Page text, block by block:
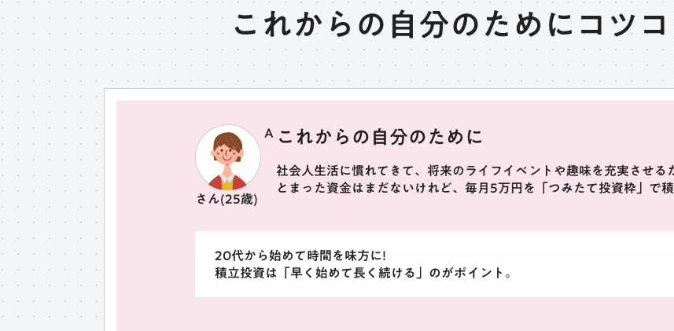
これからの自分のためにコツ
A
さん(25歳)
これからの自分のために
社会人生活に慣れてきて、将来のライフイベントや趣味を充実させる
とまった資金はまだないけれど、毎月5万円を「つみたて投資枠」で積
20代から始めて時間を味方に!
積立投資は「早く始めて長く続ける」のがポイント。